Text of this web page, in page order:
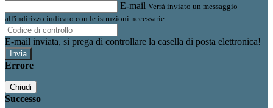
E-mail Verrà inviato un messaggio
all'indirizzo indicato con le istruzioni necessarie.
E-mail inviata, si prega di controllare la casella di posta elettronica!
Errore
Chiudi
Successo